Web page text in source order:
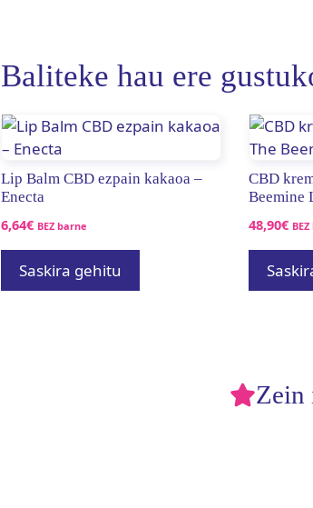
Baliteke hau ere
Lip Balm CBD ezpain kakaoa –
Enecta
6,64€ BEZ barne
Saskira gehitu
CBD
Beemine
48,90€
Zein